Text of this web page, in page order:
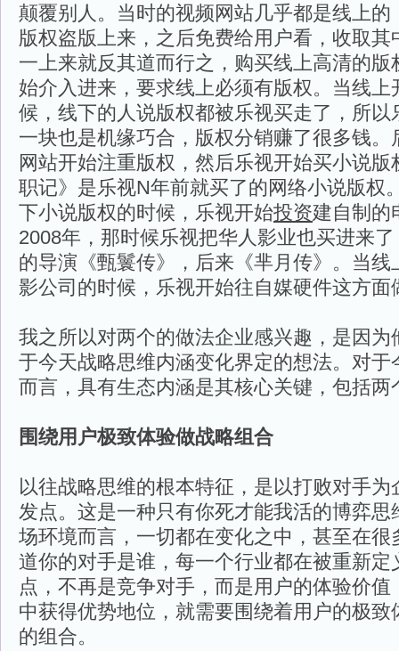
颠覆别人。当时的视频网站几乎都是线上的
版权盗版上来，之后免费给用户看，收取
一上来就反其道而行之，购买线上高清的版
始介入进来，要求线上必须有版权。当线上
候，线下的人说版权都被乐视买走了，所以
一块也是机缘巧合，版权分销赚了很多钱
网站开始注重版权，然后乐视开始买小说
职记》是乐视N年前就买了的网络小说版权
下小说版权的时候，乐视开始投资建自制的
2008年，那时候乐视把华人影业也买进来
的导演《甄鬟传》，后来《芈月传》。当
影公司的时候，乐视开始往自媒硬件这方面
我之所以对两个的做法企业感兴趣，是因为
于今天战略思维内涵变化界定的想法。对于
而言，具有生态内涵是其核心关键，包括两
围绕用户极致体验做战略组合
以往战略思维的根本特征，是以打败对手
发点。这是一种只有你死才能我活的博弈思
场环境而言，一切都在变化之中，甚至在很
道你的对手是谁，每一个行业都在被重新定
点，不再是竞争对手，而是用户的体验价
中获得优势地位，就需要围绕着用户的极
的组合。